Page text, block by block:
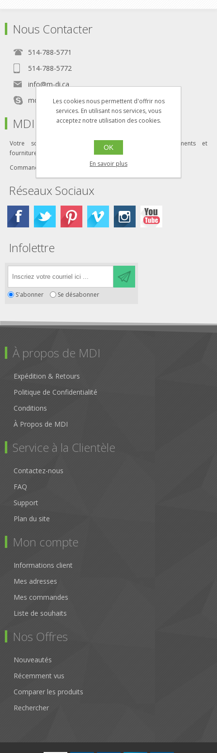
Nous Contacter
514-788-5771
514-788-5772
info@m-di.ca
mdindustrielle
MDI
Votre solution clé en main pour tous vos équipements et
fournitures industriels
Commandez en ligne dès aujourd'hui!
Réseaux Sociaux
Infolettre
S'abonner Se désabonner
À propos de MDI
Expédition & Retours
Politique de Confidentialité
Conditions
À Propos de MDI
Service à la Clientèle
Contactez-nous
FAQ
Support
Plan du site
Mon compte
Informations client
Mes adresses
Mes commandes
Liste de souhaits
Nos Offres
Nouveautés
Récemment vus
Comparer les produits
Rechercher
Les cookies nous permettent d'offrir nos
services. En utilisant nos services, vous
acceptez notre utilisation des cookies.
OK
En savoir plus